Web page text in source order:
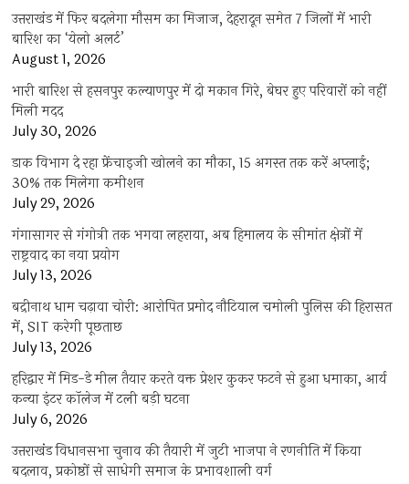
उत्तराखंड में फिर बदलेगा मौसम का मिजाज, देहरादून समेत 7 जिलों में भारी
बारिश का ‘येलो अलर्ट’
August 1, 2026
भारी बारिश से हसनपुर कल्याणपुर में दो मकान गिरे, बेघर हुए परिवारों को नहीं
मिली मदद
July 30, 2026
डाक विभाग दे रहा फ्रेंचाइजी खोलने का मौका, 15 अगस्त तक करें अप्लाई;
30% तक मिलेगा कमीशन
July 29, 2026
गंगासागर से गंगोत्री तक भगवा लहराया, अब हिमालय के सीमांत क्षेत्रों में
राष्ट्रवाद का नया प्रयोग
July 13, 2026
बद्रीनाथ धाम चढ़ावा चोरी: आरोपित प्रमोद नौटियाल चमोली पुलिस की हिरासत
में, SIT करेगी पूछताछ
July 13, 2026
हरिद्वार में मिड-डे मील तैयार करते वक्त प्रेशर कुकर फटने से हुआ धमाका, आर्य
कन्या इंटर कॉलेज में टली बड़ी घटना
July 6, 2026
उत्तराखंंड विधानसभा चुनाव की तैयारी में जुटी भाजपा ने रणनीति में किया
बदलाव, प्रकोष्ठों से साधेगी समाज के प्रभावशाली वर्ग